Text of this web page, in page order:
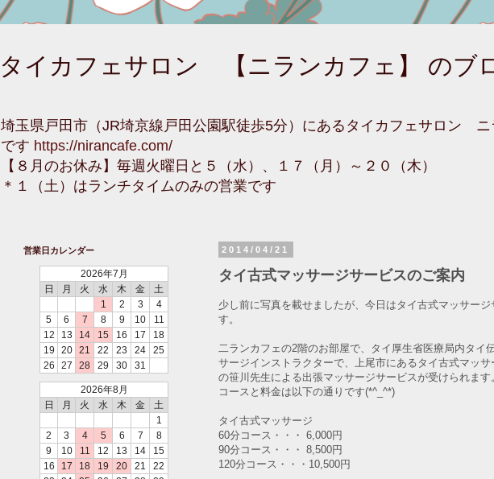
タイカフェサロン 【ニランカフェ】 のブ
埼玉県戸田市（JR埼京線戸田公園駅徒歩5分）にあるタイカフェサロン
です https://nirancafe.com/
【８月のお休み】毎週火曜日と５（水）、１７（月）～２０（木）
＊１（土）はランチタイムのみの営業です
2014/04/21
タイ古式マッサージサービスのご案内
少し前に写真を載せましたが、今日はタイ古式マッサー
す。
二ランカフェの2階のお部屋で、タイ厚生省医療局内タイ
サージインストラクターで、上尾市にあるタイ古式マッサ
の笹川先生による出張マッサージサービスが受けられます
コースと料金は以下の通りです(*^_^*)
タイ古式マッサージ
60分コース・・・ 6,000円
90分コース・・・ 8,500円
120分コース・・・10,500円
営業日カレンダー
2026年7月
日
月 火 水 木 金
土
1
2 3
4
5
6 7 8 9 10
11
12
13 14 15 16 17
18
19
20 21 22 23 24
25
26
27 28 29 30 31
2026年8月
日
月 火 水 木 金
土
1
2
3 4 5 6 7
8
9
10 11 12 13 14
15
16
17 18 19 20 21
22